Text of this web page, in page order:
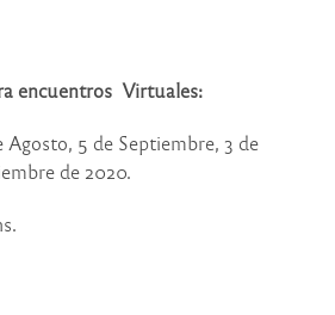
encuentros Virtuales:
Agosto, 5 de Septiembre, 3 de
de 2020.